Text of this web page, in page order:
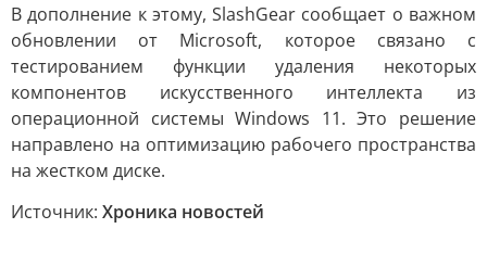
В дополнение к этому, SlashGear сообщает о важном
обновлении от Microsoft, которое связано с
тестированием функции удаления некоторых
компонентов искусственного интеллекта из
операционной системы Windows 11. Это решение
направлено на оптимизацию рабочего пространства
на жестком диске.
Источник: Хроника новостей